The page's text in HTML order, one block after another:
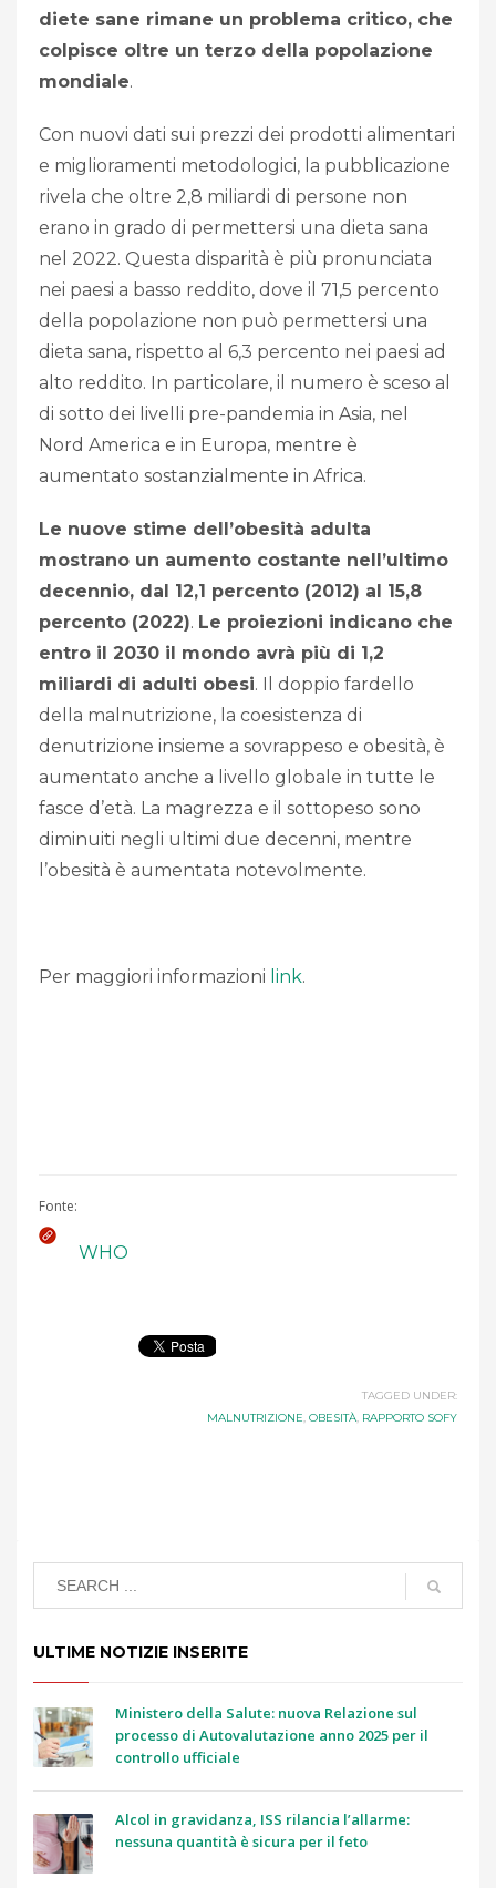
diete sane rimane un problema critico, che
colpisce oltre un terzo della popolazione
mondiale.
Con nuovi dati sui prezzi dei prodotti alimentari
e miglioramenti metodologici, la pubblicazione
rivela che oltre 2,8 miliardi di persone non
erano in grado di permettersi una dieta sana
nel 2022. Questa disparità è più pronunciata
nei paesi a basso reddito, dove il 71,5 percento
della popolazione non può permettersi una
dieta sana, rispetto al 6,3 percento nei paesi ad
alto reddito. In particolare, il numero è sceso al
di sotto dei livelli pre-pandemia in Asia, nel
Nord America e in Europa, mentre è
aumentato sostanzialmente in Africa.
Le nuove stime dell’obesità adulta
mostrano un aumento costante nell’ultimo
decennio, dal 12,1 percento (2012) al 15,8
percento (2022). Le proiezioni indicano che
entro il 2030 il mondo avrà più di 1,2
miliardi di adulti obesi. Il doppio fardello
della malnutrizione, la coesistenza di
denutrizione insieme a sovrappeso e obesità, è
aumentato anche a livello globale in tutte le
fasce d’età. La magrezza e il sottopeso sono
diminuiti negli ultimi due decenni, mentre
l’obesità è aumentata notevolmente.
Per maggiori informazioni link.
Fonte:
WHO
TAGGED UNDER:
MALNUTRIZIONE, OBESITÀ, RAPPORTO SOFY
ULTIME NOTIZIE INSERITE
Ministero della Salute: nuova Relazione sul
processo di Autovalutazione anno 2025 per il
controllo ufficiale
Alcol in gravidanza, ISS rilancia l’allarme:
nessuna quantità è sicura per il feto